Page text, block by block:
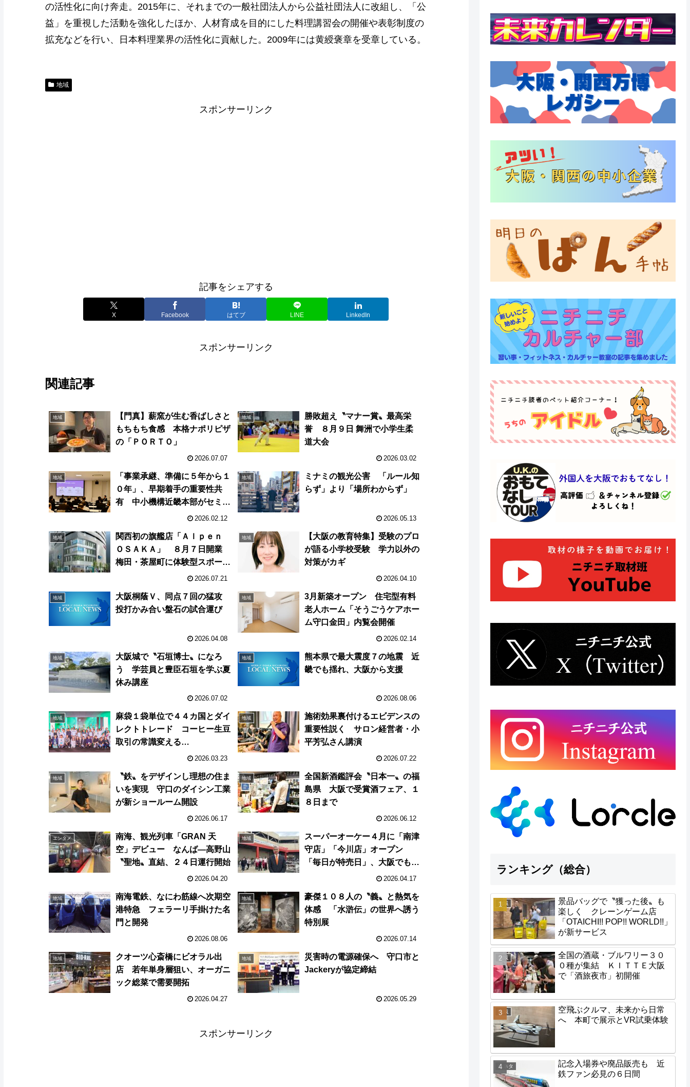
の活性化に向け奔走。2015年に、それまでの一般社団法人から公益社団法人に改組し、「公
益」を重視した活動を強化したほか、人材育成を目的にした料理講習会の開催や表彰制度の
拡充などを行い、日本料理業界の活性化に貢献した。2009年には黄綬褒章を受章している。
地域
スポンサーリンク
記事をシェアする
X Facebook はてブ LINE LinkedIn
スポンサーリンク
関連記事
地域
【門真】薪窯が生む香ばしさと
もちもち食感 本格ナポリピザ
の「ＰＯＲＴＯ」
2026.07.07
地域
勝敗超え〝マナー賞〟最高栄
誉 ８月９日 舞洲で小学生柔
道大会
2026.03.02
地域
「事業承継、準備に５年から１
０年」、早期着手の重要性共
有 中小機構近畿本部がセミナ
2026.02.12
地域
ミナミの観光公害 「ルール知
らず」より「場所わからず」
2026.05.13
地域
関西初の旗艦店「Ａｌｐｅｎ
ＯＳＡＫＡ」 ８月７日開業
梅田・茶屋町に体験型スポーツ
2026.07.21
地域
【大阪の教育特集】受験のプロ
が語る小学校受験 学力以外の
対策がカギ
2026.04.10
地域
大阪桐蔭Ｖ、同点７回の猛攻
投打かみ合い盤石の試合運び
2026.04.08
地域
3月新築オープン 住宅型有料
老人ホーム「そうごうケアホー
ム守口金田」内覧会開催
2026.02.14
地域
大阪城で〝石垣博士〟になろ
う 学芸員と豊臣石垣を学ぶ夏
休み講座
2026.07.02
地域
熊本県で最大震度７の地震 近
畿でも揺れ、大阪から支援
2026.08.06
地域
麻袋１袋単位で４４カ国とダイ
レクトトレード コーヒー生豆
取引の常識変える
「TYPICA(ティピカ)」2026.03.23
地域
施術効果裏付けるエビデンスの
重要性説く サロン経営者・小
平芳弘さん講演
2026.07.22
地域
〝鉄〟をデザインし理想の住ま
いを実現 守口のダイシン工業
が新ショールーム開設
2026.06.17
地域
全国新酒鑑評会〝日本一〟の福
島県 大阪で受賞酒フェア、１
８日まで
2026.06.12
エンタメ
南海、観光列車「GRAN 天
空」デビュー なんば―高野山
〝聖地〟直結、２４日運行開始
2026.04.20
地域
スーパーオーケー４月に「南津
守店」「今川店」オープン
「毎日が特売日」、大阪でも支
2026.04.17
地域
南海電鉄、なにわ筋線へ次期空
港特急 フェラーリ手掛けた名
門と開発
2026.08.06
地域
豪傑１０８人の〝義〟と熱気を
体感 「水滸伝」の世界へ誘う
特別展
2026.07.14
地域
クオーツ心斎橋にビオラル出
店 若年単身層狙い、オーガニ
ック総菜で需要開拓
2026.04.27
地域
災害時の電源確保へ 守口市と
Jackeryが協定締結
2026.05.29
スポンサーリンク
ランキング（総合）
地域
景品バッグで〝獲った後〟も
楽しく クレーンゲーム店
「OTAICHI!! POP!! WORLD!!」
が新サービス
地域
全国の酒蔵・ブルワリー３０
０種が集結 ＫＩＴＴＥ大阪
で「酒旅夜市」初開催
地域
空飛ぶクルマ、未来から日常
へ 本町で展示とVR試乗体験
街ネタ
記念入場券や廃品販売も 近
鉄ファン必見の６日間